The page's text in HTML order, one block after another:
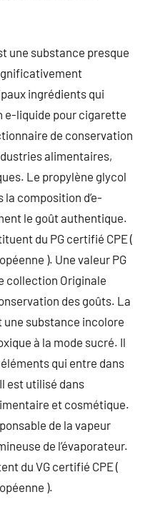
une substance presque
ingrédients qui
e-liquide pour cigarette
de conservation
alimentaires,
Le propylène glycol
la composition d’e-
le goût authentique.
du PG certifié CPE (
). Une valeur PG
collection Originale
des goûts. La
une substance incolore
à la mode sucré. Il
qui entre dans
est utilisé dans
et cosmétique.
de la vapeur
de l’évaporateur.
du VG certifié CPE (
).